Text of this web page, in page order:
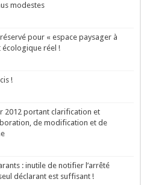
modestes
pour « espace paysager à
réel !
!
2012 portant clarification et
de modification et de
: inutile de notifier l’arrêté
déclarant est suffisant !